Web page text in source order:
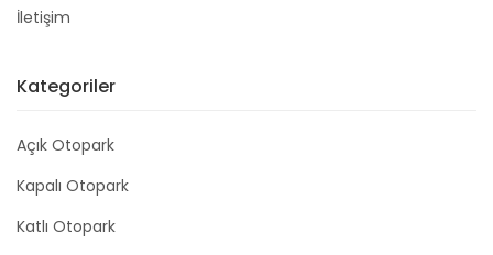
İletişim
Kategoriler
Açık Otopark
Kapalı Otopark
Katlı Otopark